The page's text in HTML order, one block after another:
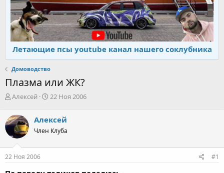
Летающие псы youtube канал нашего соклубника
Домоводство
Плазма или ЖК?
А
т
о
р
т
е
м
Алексей
Д
а
н
ч
22 Ноя 2006
Алексей
Член Клуба
22 Ноя 2006 #1